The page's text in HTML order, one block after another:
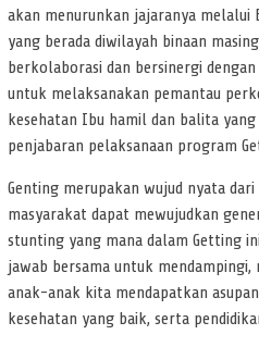
akan menurunkan jajaranya melalui
yang berada diwilayah binaan
berkolaborasi dan bersinergi
untuk melaksanakan pemantau
kesehatan Ibu hamil dan balita
penjabaran pelaksanaan program
Genting merupakan wujud nyata
masyarakat dapat mewujudkan
stunting yang mana dalam Getting
jawab bersama untuk
anak-anak kita mendapatkan
kesehatan yang baik, serta